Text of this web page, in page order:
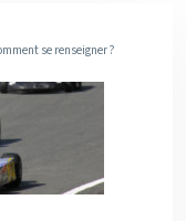
se renseigner ?